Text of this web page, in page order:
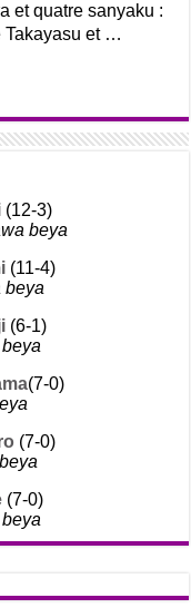
et quatre sanyaku :
Takayasu et …
(12-3)
beya
(11-4)
beya
(6-1)
(7-0)
(7-0)
(7-0)